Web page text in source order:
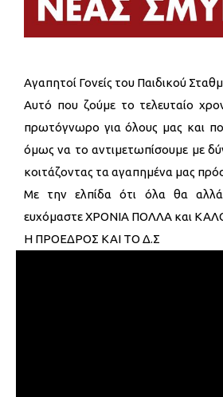
Αγαπητοί Γονείς του Παιδικού
Αυτό που ζούμε το τελευταίο
πρωτόγνωρο για όλους μας και
όμως να το αντιμετωπίσουμε με
κοιτάζοντας τα αγαπημένα μας
Με την ελπίδα ότι όλα θα
ευχόμαστε ΧΡΟΝΙΑ ΠΟΛΛΑ και
Η ΠΡΟΕΔΡΟΣ ΚΑΙ ΤΟ Δ.Σ